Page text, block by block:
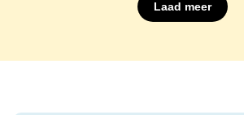
Laad meer